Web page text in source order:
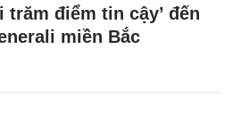
trăm điểm tin cậy’ đến
miền Bắc